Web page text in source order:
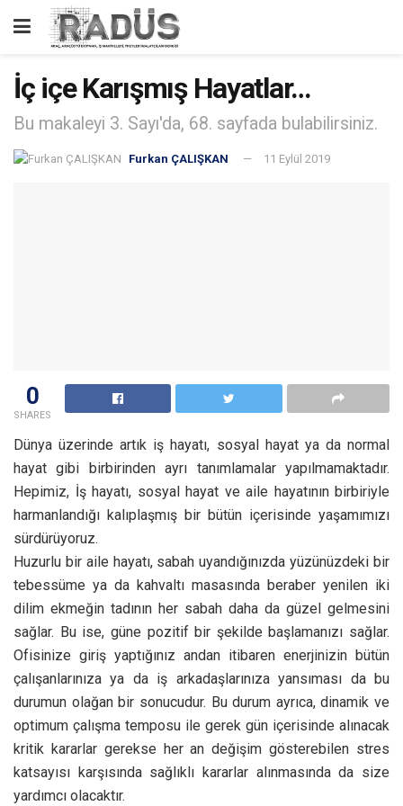
İç içe Karışmış Hayatlar…
Bu makaleyi 3. Sayı'da, 68. sayfada bulabilirsiniz.
Furkan ÇALIŞKAN 11 Eylül 2019
0
SHARES
Dünya üzerinde artık iş hayatı, sosyal hayat ya da normal
hayat gibi birbirinden ayrı tanımlamalar yapılmamaktadır.
Hepimiz, İş hayatı, sosyal hayat ve aile hayatının birbiriyle
harmanlandığı kalıplaşmış bir bütün içerisinde yaşamımızı
sürdürüyoruz.
Huzurlu bir aile hayatı, sabah uyandığınızda yüzünüzdeki bir
tebessüme ya da kahvaltı masasında beraber yenilen iki
dilim ekmeğin tadının her sabah daha da güzel gelmesini
sağlar. Bu ise, güne pozitif bir şekilde başlamanızı sağlar.
Ofisinize giriş yaptığınız andan itibaren enerjinizin bütün
çalışanlarınıza ya da iş arkadaşlarınıza yansıması da bu
durumun olağan bir sonucudur. Bu durum ayrıca, dinamik ve
optimum çalışma temposu ile gerek gün içerisinde alınacak
kritik kararlar gerekse her an değişim gösterebilen stres
katsayısı karşısında sağlıklı kararlar alınmasında da size
yardımcı olacaktır.